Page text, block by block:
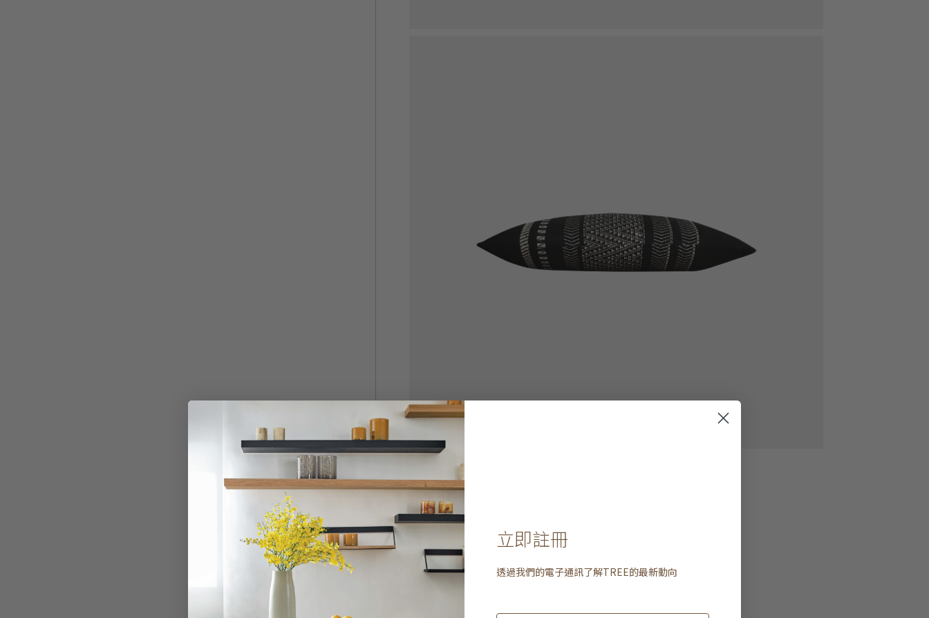
立即註冊
透過我們的電子通訊了解TREE的最新動向